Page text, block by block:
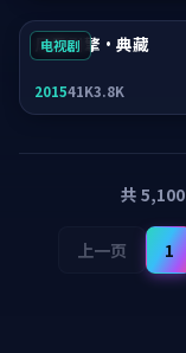
电视剧
风暴引擎·典藏
201541K3.8K
共 5,100
上一页 1